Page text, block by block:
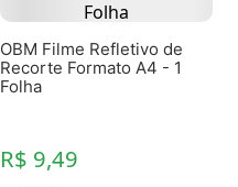
OBM Filme Refletivo de
Recorte Formato A4 - 1
Folha
R$ 9,49